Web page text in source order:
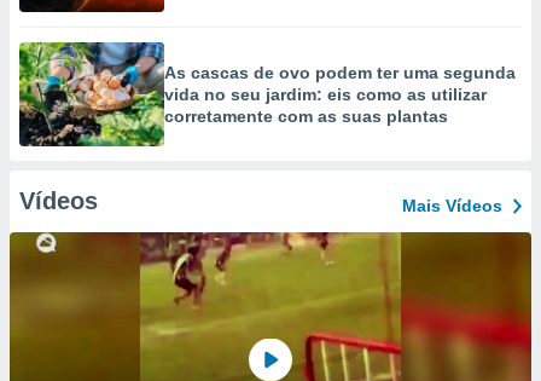
As cascas de ovo podem ter uma segunda
vida no seu jardim: eis como as utilizar
corretamente com as suas plantas
Vídeos Mais Vídeos